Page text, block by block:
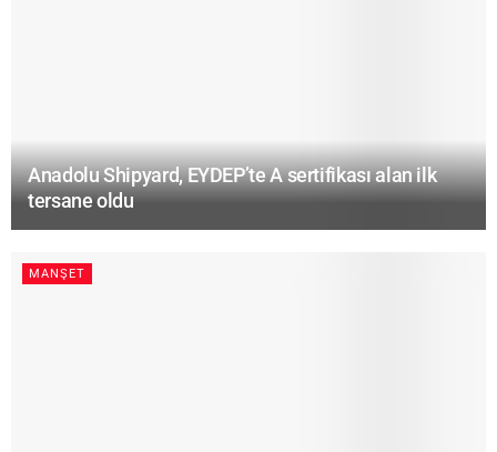
Anadolu Shipyard, EYDEP’te A sertifikası alan ilk
tersane oldu
MANŞET